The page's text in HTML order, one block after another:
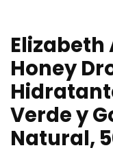
Elizabeth
Honey
Verde y
Natural,